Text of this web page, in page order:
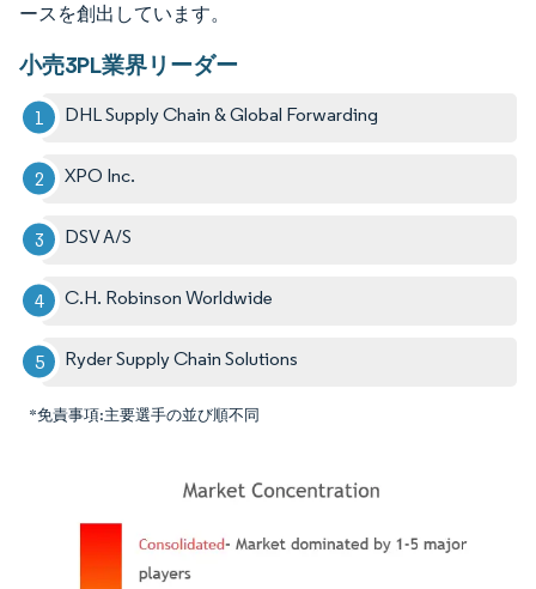
ースを創出しています。
小売3PL業界リーダー
DHL Supply Chain & Global Forwarding
XPO Inc.
DSV A/S
C.H. Robinson Worldwide
Ryder Supply Chain Solutions
*免責事項:主要選手の並び順不同